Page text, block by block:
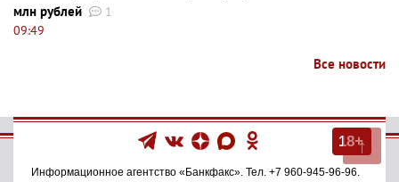
↑
млн рублей
1
09:49
Все новости
18+
Информационное агентство «Банкфакс». Тел. +7 960-945-96-96.